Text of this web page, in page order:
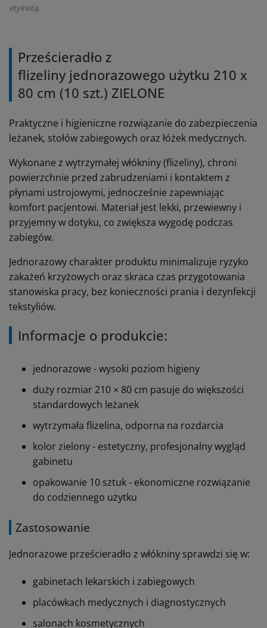
etykietą.
Prześcieradło z
flizeliny jednorazowego użytku 210 x
80 cm (10 szt.) ZIELONE
Praktyczne i higieniczne rozwiązanie do zabezpieczenia
leżanek, stołów zabiegowych oraz łóżek medycznych.
Wykonane z wytrzymałej włókniny (flizeliny), chroni
powierzchnie przed zabrudzeniami i kontaktem z
płynami ustrojowymi, jednocześnie zapewniając
komfort pacjentowi. Materiał jest lekki, przewiewny i
przyjemny w dotyku, co zwiększa wygodę podczas
zabiegów.
Jednorazowy charakter produktu minimalizuje ryzyko
zakażeń krzyżowych oraz skraca czas przygotowania
stanowiska pracy, bez konieczności prania i dezynfekcji
tekstyliów.
Informacje o produkcie:
jednorazowe - wysoki poziom higieny
duży rozmiar 210 × 80 cm pasuje do większości
standardowych leżanek
wytrzymała flizelina, odporna na rozdarcia
kolor zielony - estetyczny, profesjonalny wygląd
gabinetu
opakowanie 10 sztuk - ekonomiczne rozwiązanie
do codziennego użytku
Zastosowanie
Jednorazowe prześcieradło z włókniny sprawdzi się w:
gabinetach lekarskich i zabiegowych
placówkach medycznych i diagnostycznych
salonach kosmetycznych